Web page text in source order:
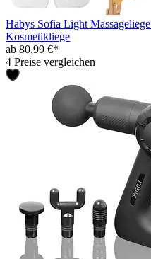
Habys Sofia Light
Kosmetikliege
ab 80,99 €*
4 Preise vergleichen